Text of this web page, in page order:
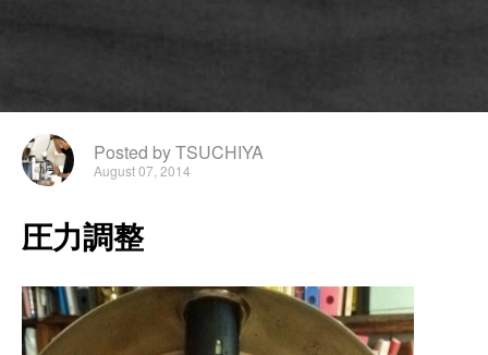
Posted by TSUCHIYA
August 07, 2014
圧力調整